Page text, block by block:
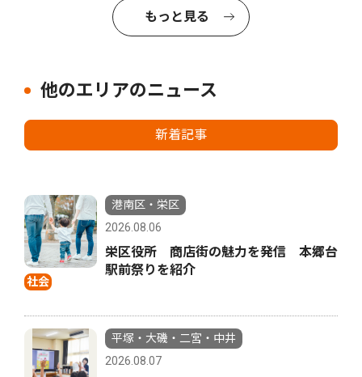
もっと見る
他のエリアのニュース
新着記事
社会
港南区・栄区
2026.08.06
栄区役所 商店街の魅力を発信 本郷台
駅前祭りを紹介
平塚・大磯・二宮・中井
2026.08.07